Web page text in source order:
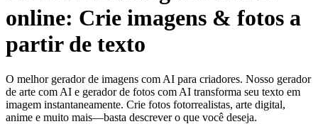
online: Crie imagens & fotos a
partir de texto
O melhor gerador de imagens com AI para criadores. Nosso gerador
de arte com AI e gerador de fotos com AI transforma seu texto em
imagem instantaneamente. Crie fotos fotorrealistas, arte digital,
anime e muito mais—basta descrever o que você deseja.